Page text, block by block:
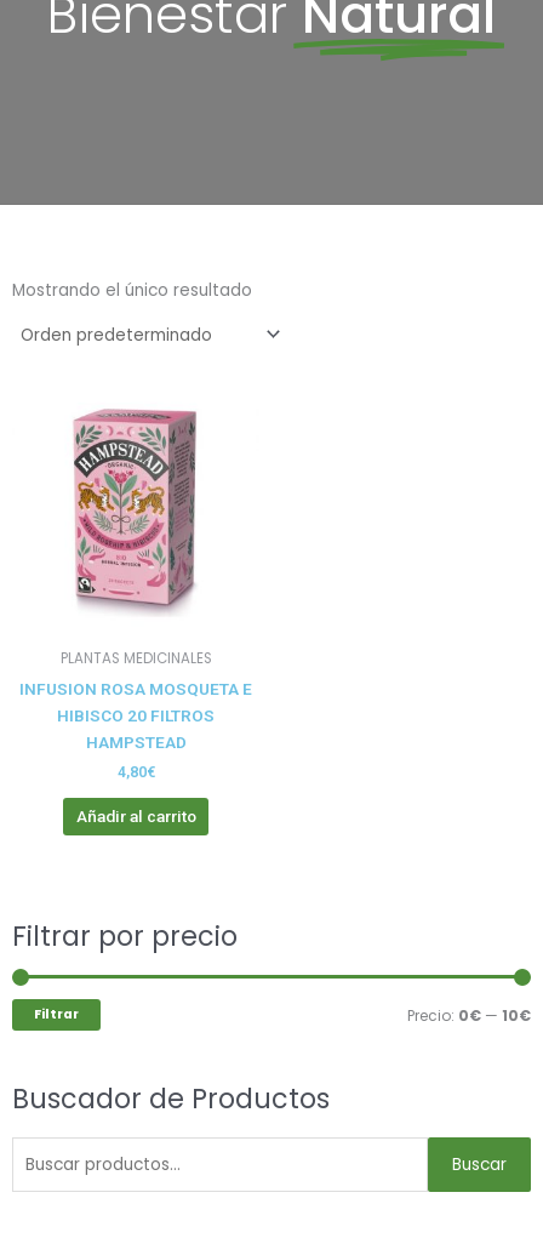
Bienestar Natural
Mostrando el único resultado
PLANTAS MEDICINALES
INFUSION ROSA MOSQUETA E
HIBISCO 20 FILTROS
HAMPSTEAD
4,80€
Añadir al carrito
Filtrar por precio
Filtrar Precio: 0€ — 10€
Buscador de Productos
Buscar
Buscar